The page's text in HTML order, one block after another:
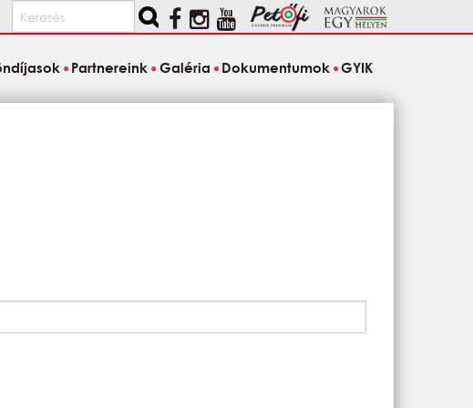
Keresés
Partnereink Galéria Dokumentumok GYIK